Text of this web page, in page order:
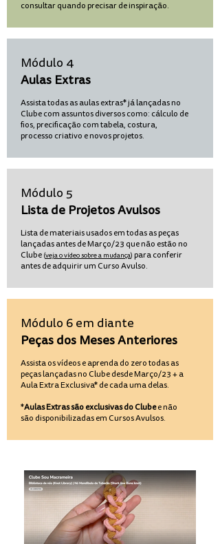
consultar quando precisar de inspiração.
Módulo 4
Aulas Extras
Assista todas as aulas extras* já lançadas no
Clube com assuntos diversos como: cálculo de
fios, precificação com tabela, costura,
processo criativo e novos projetos.
Módulo 5
Lista de Projetos Avulsos
Lista de materiais usados em todas as peças
lançadas antes deMarço/23 que não estão no
Clube (veja o vídeo sobre a mudança) para conferir
antes de adquirir um Curso Avulso.
Módulo 6 em diante
Peças dos Meses Anteriores
Assista os vídeos e aprenda do zero todas as
peças lançadas no Clube desde Março/23 + a
Aula Extra Exclusiva* de cada uma delas.
*Aulas Extras são exclusivas do Clubee não
são disponibilizadas em Cursos Avulsos.